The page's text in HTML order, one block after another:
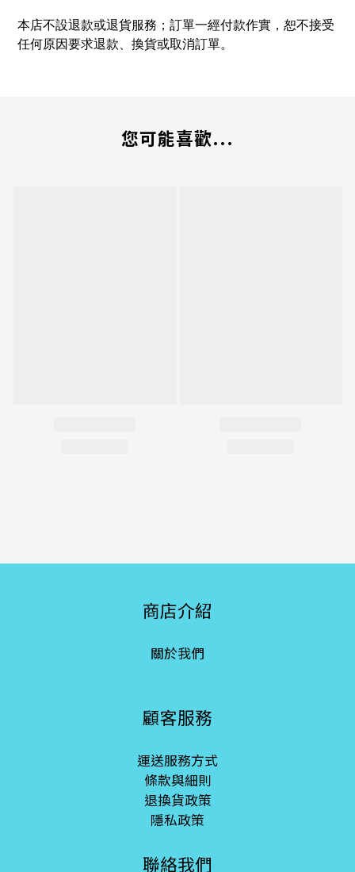
本店不設退款或退貨服務；訂單一經付款作實，恕不接受
任何原因要求退款、換貨或取消訂單。
您可能喜歡...
商店介紹
關於我們
顧客服務
運送服務方式
條款與細則
退換貨政策
隱私政策
聯絡我們